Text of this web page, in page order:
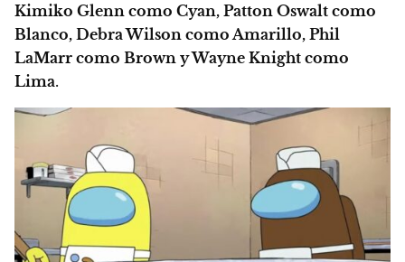
Kimiko Glenn como Cyan, Patton Oswalt como
Blanco, Debra Wilson como Amarillo, Phil
LaMarr como Brown y Wayne Knight como
Lima.